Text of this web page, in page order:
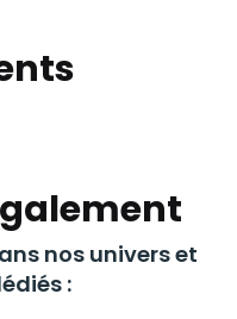
nos univers et
: